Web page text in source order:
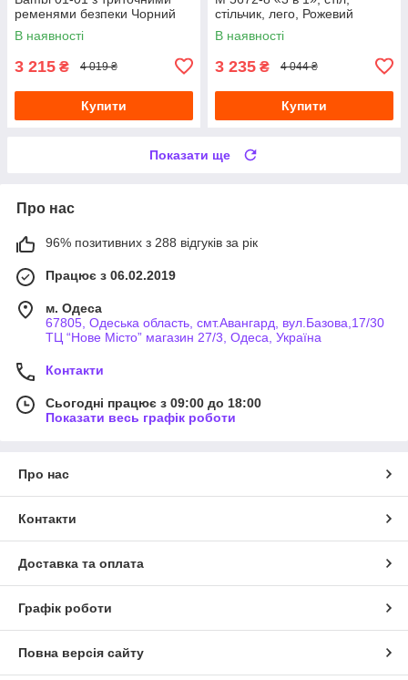
ременями безпеки Чорний
В наявності
3 215 ₴ 4 019 ₴
Купити
стільчик, лего, Рожевий
В наявності
3 235 ₴ 4 044 ₴
Купити
Показати ще
Про нас
96% позитивних з 288 відгуків за рік
Працює з 06.02.2019
м. Одеса
67805, Одеська область, смт.Авангард, вул.Базова,17/30
ТЦ “Нове Місто” магазин 27/3, Одеса, Україна
Контакти
Сьогодні працює з 09:00 до 18:00
Показати весь графік роботи
Про нас
Контакти
Доставка та оплата
Графік роботи
Повна версія сайту